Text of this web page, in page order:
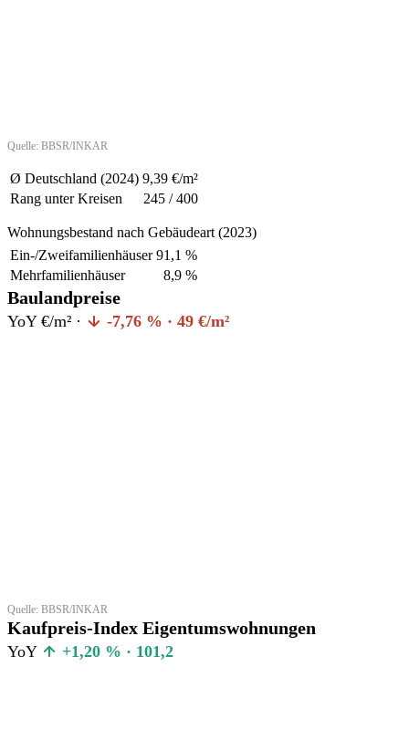
Quelle: BBSR/INKAR
Ø Deutschland (2024) 9,39 €/m²
Rang unter Kreisen
245 / 400
Wohnungsbestand nach Gebäudeart (2023)
Ein-/Zweifamilienhäuser 91,1 %
Mehrfamilienhäuser
8,9 %
Baulandpreise
YoY €/m² · -7,76 % · 49 €/m²
Quelle: BBSR/INKAR
Kaufpreis-Index Eigentumswohnungen
YoY +1,20 % · 101,2